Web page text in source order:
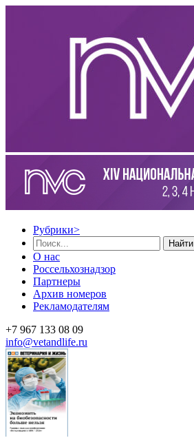
Рубрики>
Найти
О нас
Россельхознадзор
Партнеры
Архив номеров
Рекламодателям
+7 967 133 08 09
info@vetandlife.ru